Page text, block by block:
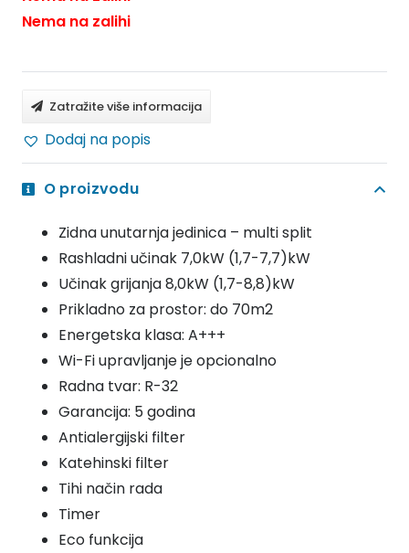
Nema na zalihi
Zatražite više informacija
Dodaj na popis
O proizvodu
Zidna unutarnja jedinica – multi split
Rashladni učinak 7,0kW (1,7-7,7)kW
Učinak grijanja 8,0kW (1,7-8,8)kW
Prikladno za prostor: do 70m2
Energetska klasa: A+++
Wi-Fi upravljanje je opcionalno
Radna tvar: R-32
Garancija: 5 godina
Antialergijski filter
Katehinski filter
Tihi način rada
Timer
Eco funkcija